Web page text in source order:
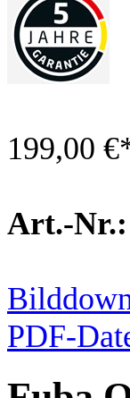
199,00 €
Art.-Nr.:
PDF-